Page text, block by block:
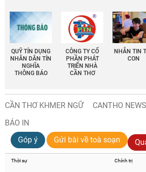
QUỸ TÍN DỤNG
NHÂN DÂN TÍN
NGHĨA
THÔNG BÁO
CÔNG TY CỔ
PHẦN PHÁT
TRIỂN NHÀ
CẦN THƠ
NHẮN TIN
CON
CẦN THƠ KHMER NGỮ CANTHO NEWS
BÁO IN
Góp ý
Gửi bài về toà soạn
Thời sự Chính trị